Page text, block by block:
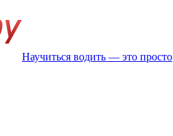
Научиться водить — это просто